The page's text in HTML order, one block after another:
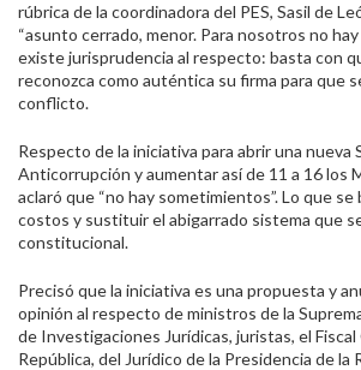
rúbrica de la coordinadora del PES, Sasil de
“asunto cerrado, menor. Para nosotros no
existe jurisprudencia al respecto: basta con
reconozca como auténtica su firma para que
conflicto.
Respecto de la iniciativa para abrir una nueva
Anticorrupción y aumentar así de 11 a 16 los
aclaró que “no hay sometimientos”. Lo que
costos y sustituir el abigarrado sistema que
constitucional.
Precisó que la iniciativa es una propuesta y
opinión al respecto de ministros de la
de Investigaciones Jurídicas, juristas, el Fiscal
República, del Jurídico de la Presidencia de la